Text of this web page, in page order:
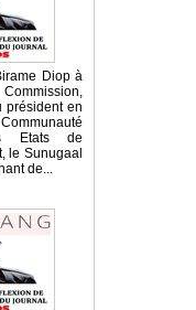
Diop à
président en
Etats de
le Sunugaal
de...